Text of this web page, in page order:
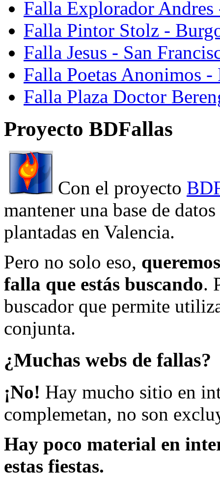
Falla Explorador Andres
Falla Pintor Stolz -
Falla Jesus - San
Falla Poetas Anonimos
Falla Plaza Doctor
Proyecto BDFallas
Con el proyecto
mantener una base de
plantadas en Valencia.
Pero no solo eso,
falla que estás buscando.
buscador que permite
conjunta.
¿Muchas webs de fallas?
¡No! Hay mucho sitio en
complemetan, no son
Hay poco material en
estas fiestas.